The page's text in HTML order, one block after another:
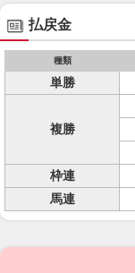
払戻金
種類
単勝
複勝
枠連
馬連